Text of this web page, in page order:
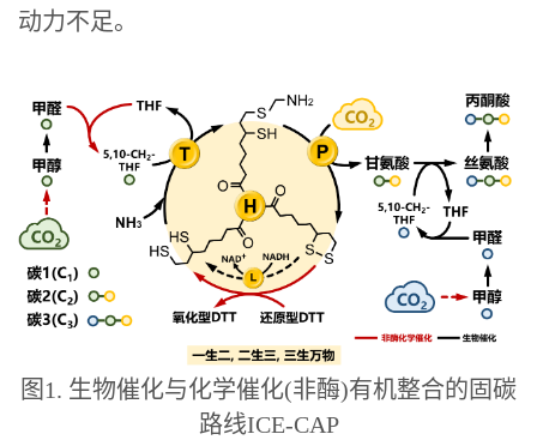
动力不足。
图1. 生物催化与化学催化(非酶)有机整合的固碳
路线ICE-CAP